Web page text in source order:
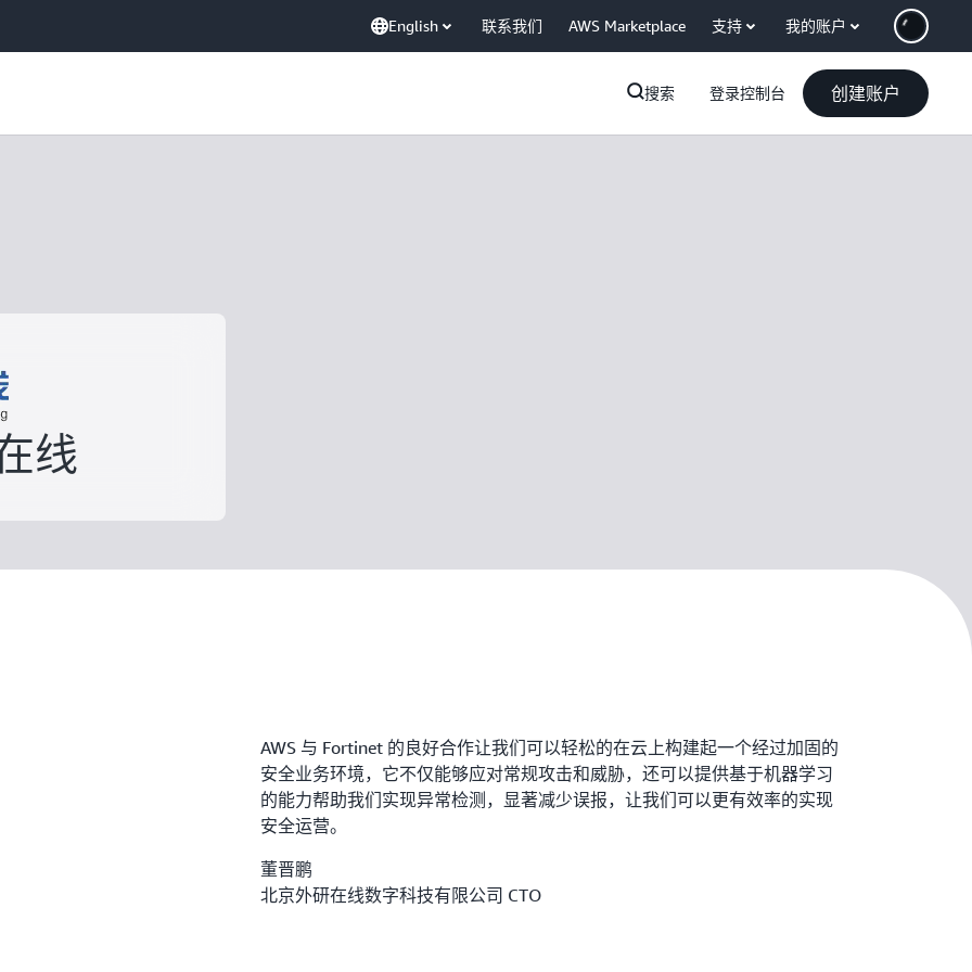
English 联系我们 AWS Marketplace 支持 我的账户
搜索 登录控制台 创建账户
线
AWS 与 Fortinet 的良好合作让我们可以轻松的在云上构建起一个经过加固的
安全业务环境，它不仅能够应对常规攻击和威胁，还可以提供基于机器学习
的能力帮助我们实现异常检测，显著减少误报，让我们可以更有效率的实现
安全运营。
董晋鹏
北京外研在线数字科技有限公司 CTO